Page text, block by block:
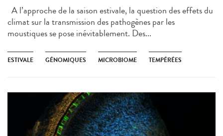
A l’approche de la saison estivale, la question des effets du
climat sur la transmission des pathogènes par les
moustiques se pose inévitablement. Des...
ESTIVALE GÉNOMIQUES MICROBIOME TEMPÉRÉES